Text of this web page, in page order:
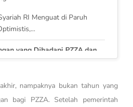
RI Menguat di Paruh
yang Dihadapi PZZA dan
Tetap Eksis
nampaknya bukan tahun yang
bagi PZZA. Setelah pemerintah